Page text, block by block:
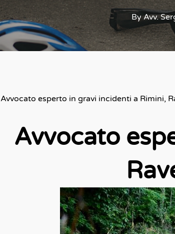
By Avv.
Avvocato esperto in gravi incidenti a Rimini,
Avvocato